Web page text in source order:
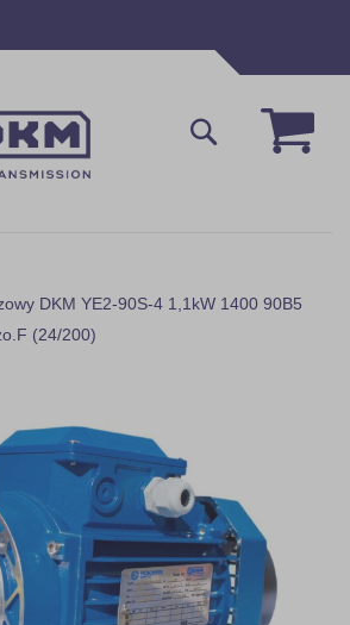
Mój
Szukaj
DKM YE2-90S-4 1,1kW 1400 90B5
(24/200)